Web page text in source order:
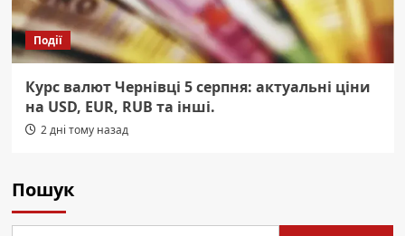
Події
Курс валют Чернівці 5 серпня: актуальні ціни
на USD, EUR, RUB та інші.
2 дні тому назад
Пошук